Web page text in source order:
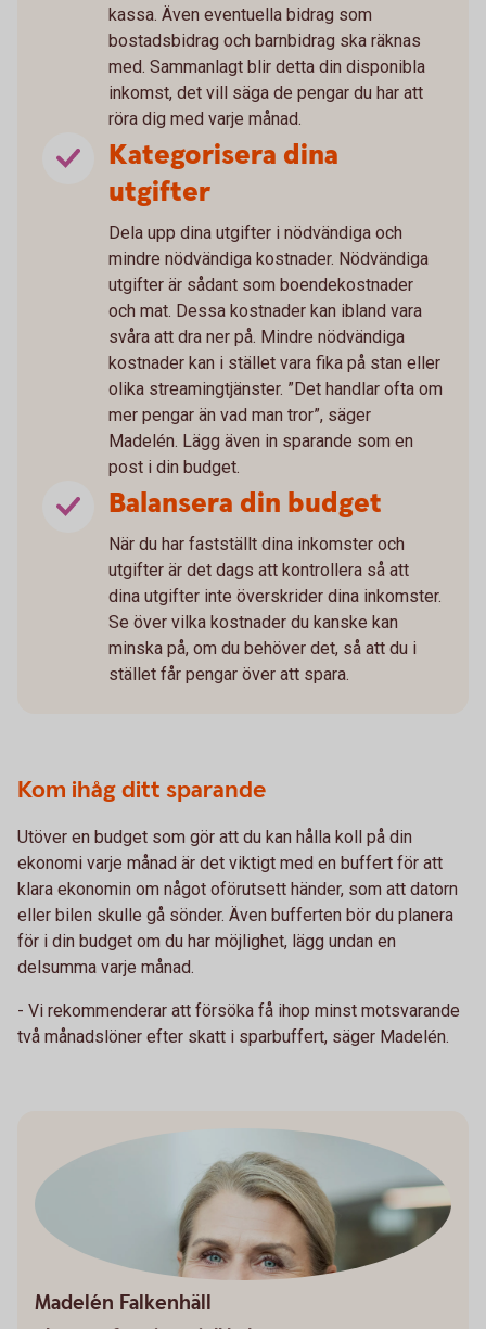
kassa. Även eventuella bidrag som
bostadsbidrag och barnbidrag ska räknas
med. Sammanlagt blir detta din disponibla
inkomst, det vill säga de pengar du har att
röra dig med varje månad.
Kategorisera dina
utgifter
Dela upp dina utgifter i nödvändiga och
mindre nödvändiga kostnader. Nödvändiga
utgifter är sådant som boendekostnader
och mat. Dessa kostnader kan ibland vara
svåra att dra ner på. Mindre nödvändiga
kostnader kan i stället vara fika på stan eller
olika streamingtjänster. ”Det handlar ofta om
mer pengar än vad man tror”, säger
Madelén. Lägg även in sparande som en
post i din budget.
Balansera din budget
När du har fastställt dina inkomster och
utgifter är det dags att kontrollera så att
dina utgifter inte överskrider dina inkomster.
Se över vilka kostnader du kanske kan
minska på, om du behöver det, så att du i
stället får pengar över att spara.
Kom ihåg ditt sparande
Utöver en budget som gör att du kan hålla koll på din
ekonomi varje månad är det viktigt med en buffert för att
klara ekonomin om något oförutsett händer, som att datorn
eller bilen skulle gå sönder. Även bufferten bör du planera
för i din budget om du har möjlighet, lägg undan en
delsumma varje månad.
- Vi rekommenderar att försöka få ihop minst motsvarande
två månadslöner efter skatt i sparbuffert, säger Madelén.
Madelén Falkenhäll